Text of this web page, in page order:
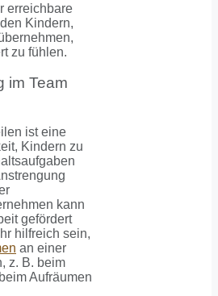
erreichbare
Kindern,
zu fühlen.
im Team
ist eine
Kindern zu
kann
gefördert
hilfreich sein,
an einer
z. B. beim
Aufräumen